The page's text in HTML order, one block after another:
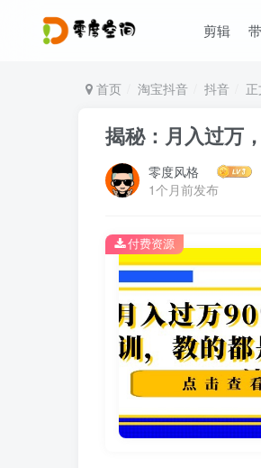
剪辑
首页 淘宝抖音 抖音
揭秘：月入过万
零度风格
1个月前发布
付费资源